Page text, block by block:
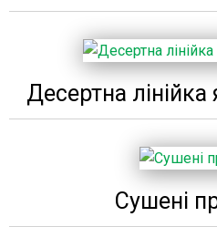
Десертна лінійка
Сушені